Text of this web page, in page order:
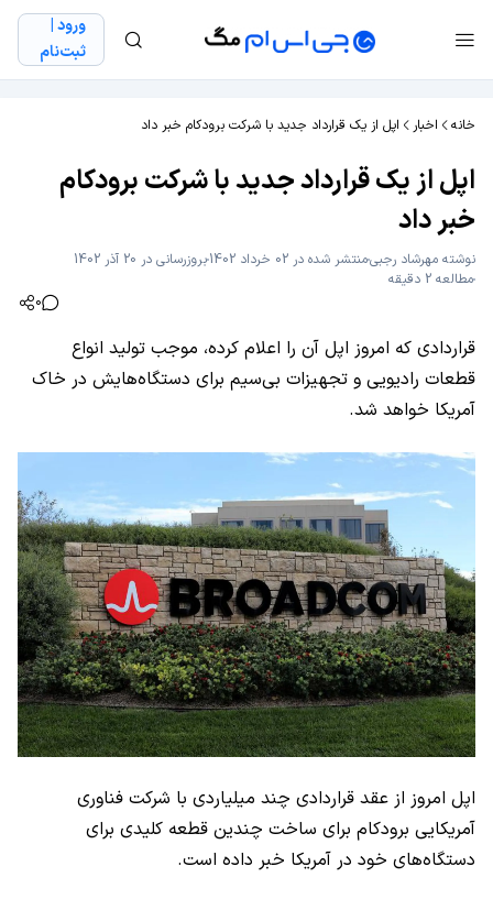
ورود |
ثبت‌نام
خانه اخبار اپل از یک قرارداد جدید با شرکت برودکام خبر داد
اپل از یک قرارداد جدید با شرکت برودکام
خبر داد
نوشته مهرشاد رجبیمنتشر شده در 02 خرداد 1402
بروزرسانی در 20 آذر 1402
مطالعه 2 دقیقه
0
قراردادی که امروز اپل آن را اعلام کرده، موجب تولید انواع
قطعات رادیویی و تجهیزات بی‌سیم برای دستگاه‌هایش در خاک
آمریکا خواهد شد.
اپل امروز از عقد قراردادی چند میلیاردی با شرکت فناوری
آمریکایی برودکام برای ساخت چندین قطعه کلیدی برای
دستگاه‌های خود در آمریکا خبر داده است.